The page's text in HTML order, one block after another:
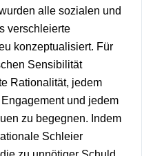
alle sozialen und
verschleierte
konzeptualisiert. Für
Sensibilität
Rationalität, jedem
und jedem
zu begegnen. Indem
Schleier